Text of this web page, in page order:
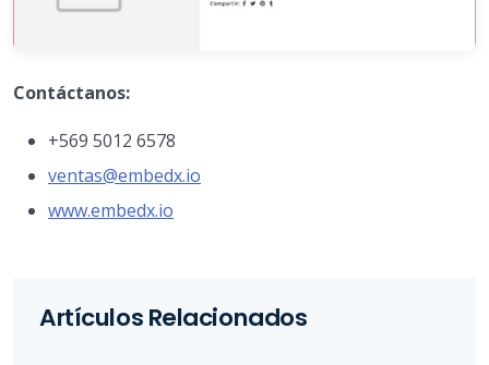
Contáctanos:
+569 5012 6578
ventas@embedx.io
www.embedx.io
Artículos Relacionados